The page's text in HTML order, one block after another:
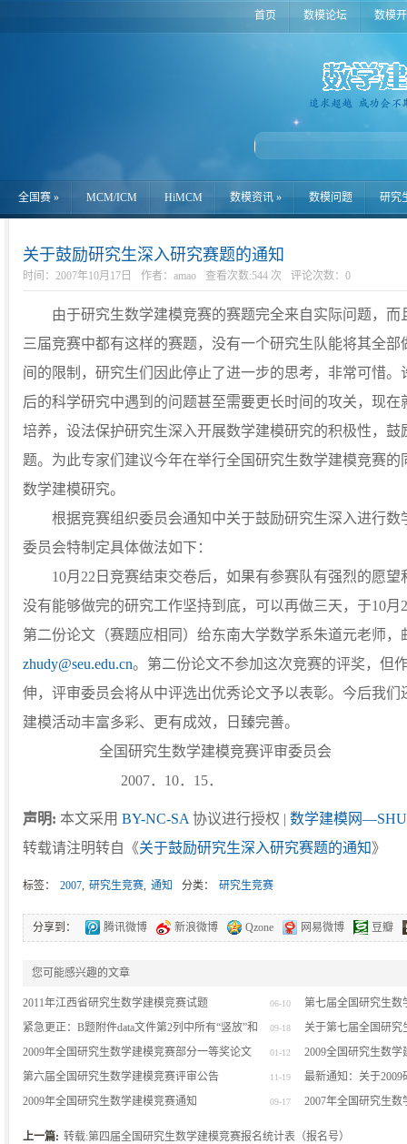
首页 数模论坛 数模
全国赛 » MCM/ICM HiMCM 数模资讯 » 数模问题 研究
关于鼓励研究生深入研究赛题的通知
时间：2007年10月17日 作者：amao 查看次数:544 次 评论次数： 0
由于研究生数学建模竞赛的赛题完全来自实际问题，而
三届竞赛中都有这样的赛题，没有一个研究生队能将其全
间的限制，研究生们因此停止了进一步的思考，非常可惜
后的科学研究中遇到的问题甚至需要更长时间的攻关，现
培养，设法保护研究生深入开展数学建模研究的积极性，
题。为此专家们建议今年在举行全国研究生数学建模竞赛
数学建模研究。
根据竞赛组织委员会通知中关于鼓励研究生深入进行数
委员会特制定具体做法如下：
10月22日竞赛结束交卷后，如果有参赛队有强烈的愿望
没有能够做完的研究工作坚持到底，可以再做三天，于10月
第二份论文（赛题应相同）给东南大学数学系朱道元老师，
zhudy@seu.edu.cn。第二份论文不参加这次竞赛的评奖，但
伸，评审委员会将从中评选出优秀论文予以表彰。今后我
建模活动丰富多彩、更有成效，日臻完善。
全国研究生数学建模竞赛评审委员会
2007．10．15．
声明: 本文采用 BY-NC-SA 协议进行授权 | 数学建模网
转载请注明转自《关于鼓励研究生深入研究赛题的通知》
标签： 2007, 研究生竞赛, 通知 分类： 研究生竞赛
分享到： 腾讯微博 新浪微博 Qzone 网易微博 豆瓣
您可能感兴趣的文章
06-10
2011年江西省研究生数学建模竞赛试题 第七届全国研究生数
09-18
紧急更正：B题附件data文件第2列中所有“竖放”和
“立放”的文字互换
关于第七届全国研究
01-12
2009年全国研究生数学建模竞赛部分一等奖论文 2009全国研究生数
11-19
第六届全国研究生数学建模竞赛评审公告
最新通知：关于
送
09-17
2009年全国研究生数学建模竞赛通知 2007年全国研究生
上一篇: 转载:第四届全国研究生数学建模竞赛报名统计表（报名号）